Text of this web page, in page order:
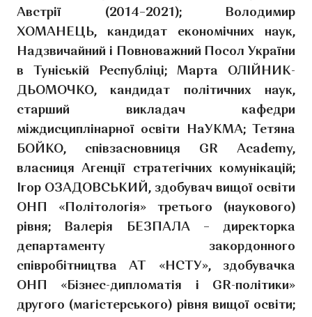
Австрії (2014–2021); Володимир
ХОМАНЕЦЬ, кандидат економічних наук,
Надзвичайний і Повноважний Посол України
в Туніській Республіці; Марта ОЛІЙНИК-
ДЬОМОЧКО, кандидат політичних наук,
старший викладач кафедри
міждисциплінарної освіти НаУКМА; Тетяна
БОЙКО, співзасновниця GR Academy,
власниця Агенції стратегічних комунікацій;
Ігор ОЗАДОВСЬКИЙ, здобувач вищої освіти
ОНП «Політологія» третього (наукового)
рівня; Валерія БЕЗПАЛА – директорка
департаменту закордонного
співробітництва АТ «НСТУ», здобувачка
ОНП «Бізнес-дипломатія і GR-політики»
другого (магістерського) рівня вищої освіти;